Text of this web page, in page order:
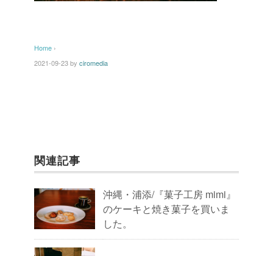
Home ›
2021-09-23by ciromedia
関連記事
沖縄・浦添/『菓子工房 mimi』
のケーキと焼き菓子を買いま
した。